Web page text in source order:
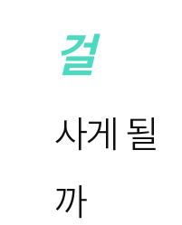
걸
사게 될
까